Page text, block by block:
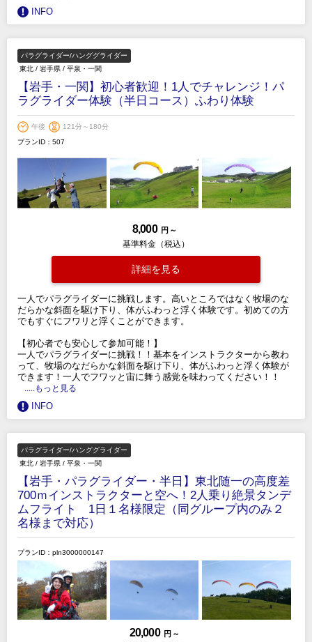
INFO
パラグライダー/ハンググライダー
東北 / 岩手県 / 平泉・一関
【岩手・一関】初心者歓迎！1人でチャレンジ！パ
ラグライダー体験（半日コース）ふわり体験
午後
121分～180分
プランID：507
8,000 円 ～
基準料金（税込）
詳細を見る
一人でパラグライダーに挑戦します。高いところではなく牧場のな
だらかな斜面を駆け下り、体がふわっと浮く体験です。初めての方
でもすぐにフワリと浮くことができます。
【初心者でも安心して参加可能！】
一人でパラグライダーに挑戦！！基本をインストラクターから教わ
って、牧場のなだらかな斜面を駆け下り、体がふわっと浮く体験が
できます！一人でフワッと宙に舞う感覚を味わってください！！
.....もっと見る
INFO
パラグライダー/ハンググライダー
東北 / 岩手県 / 平泉・一関
【岩手・パラグライダー・半日】東北随一の高度差
700ｍインストラクターと空へ！2人乗り絶景タンデ
ムフライト 1日１名様限定（同グループ内のみ２
名様まで対応）
プランID：pln3000000147
20,000 円 ～